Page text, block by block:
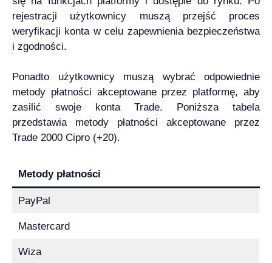
rejestracji użytkownicy muszą przejść proces
weryfikacji konta w celu zapewnienia bezpieczeństwa
i zgodności.
Ponadto użytkownicy muszą wybrać odpowiednie
metody płatności akceptowane przez platformę, aby
zasilić swoje konta Trade. Poniższa tabela
przedstawia metody płatności akceptowane przez
Trade 2000 Cipro (+20).
Metody płatności
PayPal
Mastercard
Wiza